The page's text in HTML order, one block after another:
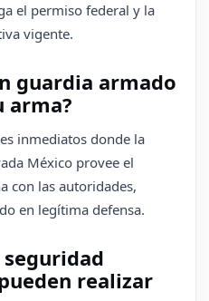
el permiso federal y la
vigente.
guardia armado
arma?
inmediatos donde la
México provee el
con las autoridades,
en legítima defensa.
seguridad
realizar